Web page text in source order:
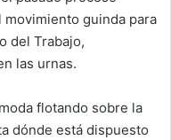
guinda para
del Trabajo,
las urnas.
flotando sobre la
dónde está dispuesto